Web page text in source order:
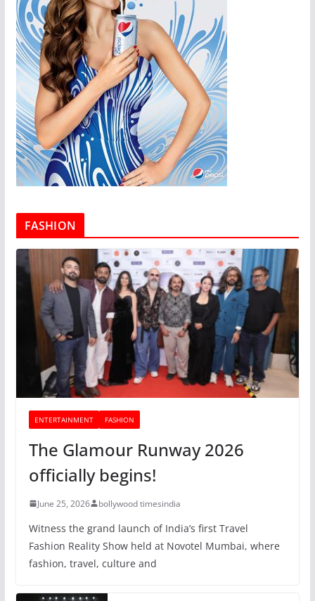
FASHION
ENTERTAINMENT FASHION
The Glamour Runway 2026
officially begins!
June 25, 2026 bollywood timesindia
Witness the grand launch of India’s first Travel
Fashion Reality Show held at Novotel Mumbai, where
fashion, travel, culture and